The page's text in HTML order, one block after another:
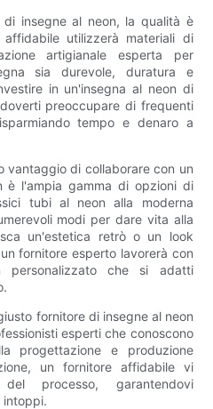
insegne al neon, la qualità è
utilizzerà materiali di
artigianale esperta per
sia durevole, duratura e
in un'insegna al neon di
preoccupare di frequenti
tempo e denaro a
vantaggio di collaborare con un
è l'ampia gamma di opzioni di
tubi al neon alla moderna
modi per dare vita alla
un'estetica retrò o un look
fornitore esperto lavorerà con
che si adatti
fornitore di insegne al neon
esperti che conoscono
progettazione e produzione
un fornitore affidabile vi
processo, garantendovi
intoppi.